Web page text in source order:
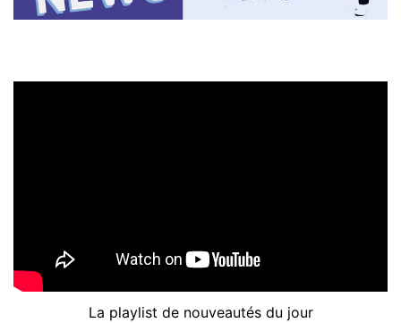
La playlist de nouveautés du jour